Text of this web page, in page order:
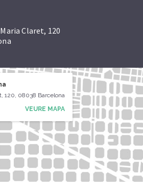
Claret, 120
120, 08038 Barcelona
VEURE MAPA